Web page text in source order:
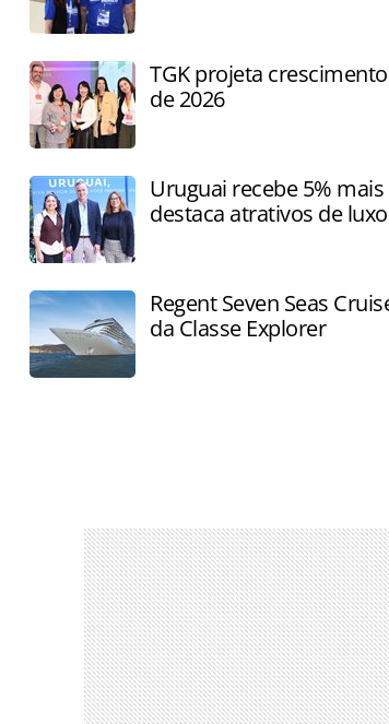
TGK projeta
de 2026
Uruguai recebe 5%
destaca atrativos de
Regent Seven Seas
da Classe Explorer